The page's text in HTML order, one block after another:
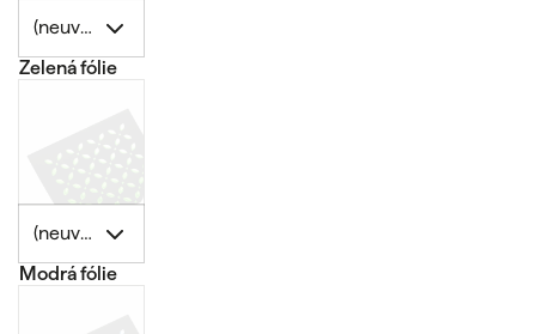
(neuvedeno)
Zelená fólie
(neuvedeno)
Modrá fólie